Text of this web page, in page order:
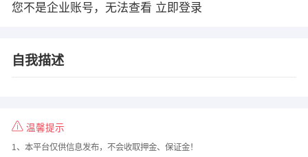
您不是企业账号，无法查看 立即登录
自我描述
温馨提示
1、本平台仅供信息发布，不会收取押金、保证金！